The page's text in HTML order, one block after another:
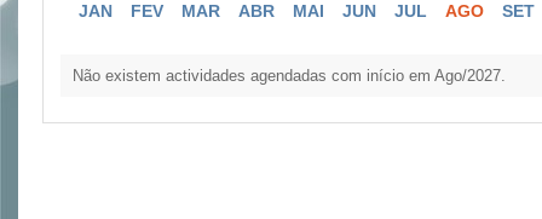
JAN FEV MAR ABR MAI JUN JUL AGO SET
Não existem actividades agendadas com início em Ago/2027.